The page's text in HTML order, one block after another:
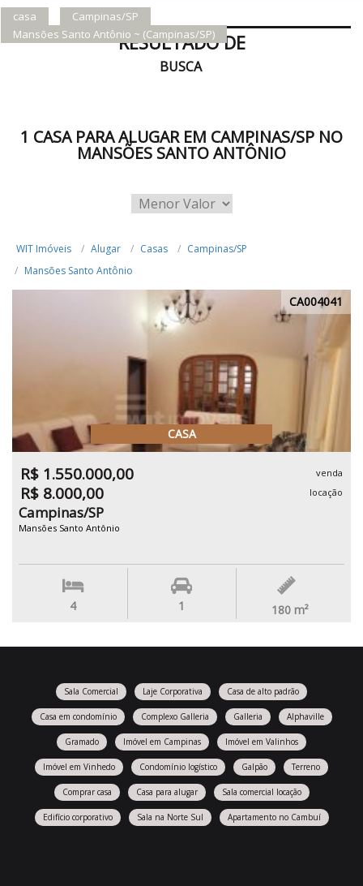
casa
Campinas/SP
Mansões Santo Antônio ~ (Campinas/SP)
RESULTADO DE
BUSCA
1 CASA PARA ALUGAR EM CAMPINAS/SP NO
MANSÕES SANTO ANTÔNIO
WIT Imóveis Alugar Casas
Campinas/SP
Mansões Santo Antônio
CA004041
CASA
R$ 1.550.000,00 venda
R$ 8.000,00 locação
Campinas/SP
Mansões Santo Antônio
4 1 180 m²
Sala Comercial Laje Corporativa Casa de alto padrão
Casa em condomínio Complexo Galleria Galleria Alphaville
Gramado Imóvel em Campinas Imóvel em Valinhos
Imóvel em Vinhedo Condomínio logístico Galpão Terreno
Comprar casa Casa para alugar Sala comercial locação
Edifício corporativo Sala na Norte Sul Apartamento no Cambuí